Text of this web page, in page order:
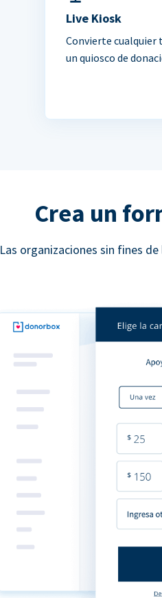
Live Kiosk
Convierte cualquier
un quiosco de
Crea un
Las organizaciones sin fines